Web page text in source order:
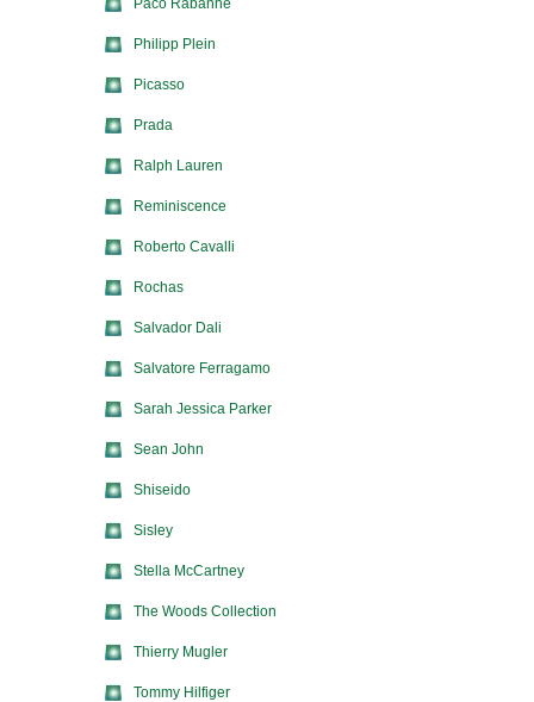
Paco Rabanne
Philipp Plein
Picasso
Prada
Ralph Lauren
Reminiscence
Roberto Cavalli
Rochas
Salvador Dali
Salvatore Ferragamo
Sarah Jessica Parker
Sean John
Shiseido
Sisley
Stella McCartney
The Woods Collection
Thierry Mugler
Tommy Hilfiger